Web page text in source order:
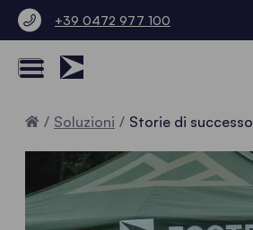
+39 0472 977 100
Home
Soluzioni Storie di successo